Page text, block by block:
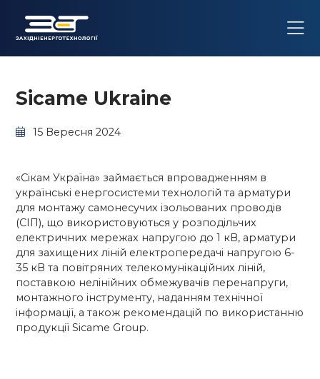
Sicame Ukraine
15 Вересня 2024
«Сікам Україна» займається впровадженням в
українські енергосистеми технологій та арматури
для монтажу самонесучих ізольованих проводів
(СІП), що використовуються у розподільчих
електричних мережах напругою до 1 кВ, арматури
для захищених ліній електропередачі напругою 6-
35 кВ та повітряних телекомунікаційних ліній,
поставкою нелінійних обмежувачів перенапруги,
монтажного інструменту, наданням технічної
інформації, а також рекомендацій по використанню
продукції Sicame Group.